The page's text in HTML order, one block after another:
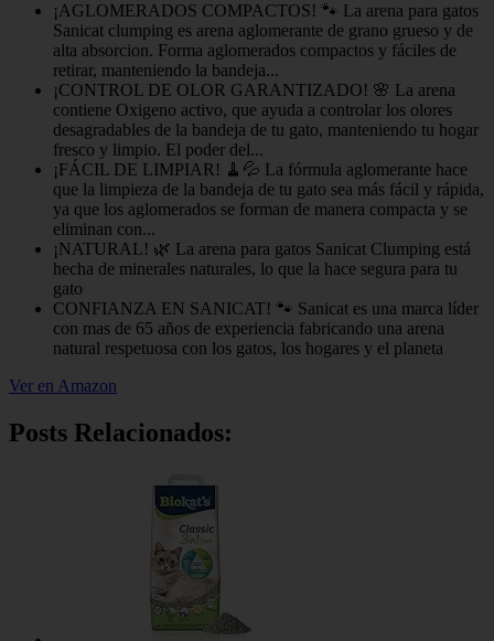
¡AGLOMERADOS COMPACTOS! 🐾 La arena para gatos
Sanicat clumping es arena aglomerante de grano grueso y de
alta absorcion. Forma aglomerados compactos y fáciles de
retirar, manteniendo la bandeja...
¡CONTROL DE OLOR GARANTIZADO! 🌸 La arena
contiene Oxigeno activo, que ayuda a controlar los olores
desagradables de la bandeja de tu gato, manteniendo tu hogar
fresco y limpio. El poder del...
¡FÁCIL DE LIMPIAR! 🧹💦 La fórmula aglomerante hace
que la limpieza de la bandeja de tu gato sea más fácil y rápida,
ya que los aglomerados se forman de manera compacta y se
eliminan con...
¡NATURAL! 🌿 La arena para gatos Sanicat Clumping está
hecha de minerales naturales, lo que la hace segura para tu
gato
CONFIANZA EN SANICAT! 🐾 Sanicat es una marca líder
con mas de 65 años de experiencia fabricando una arena
natural respetuosa con los gatos, los hogares y el planeta
Ver en Amazon
Posts Relacionados: